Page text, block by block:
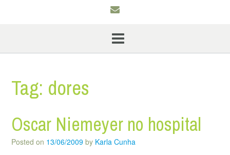
Tag: dores
Oscar Niemeyer no hospital
Posted on 13/06/2009 by Karla Cunha